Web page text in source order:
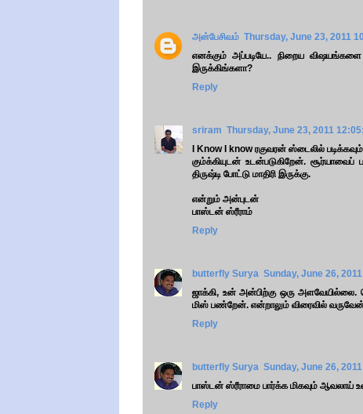
அன்பேசிவம் Thursday, June 23, 2011
எனக்கும் அப்படியே.. நிறைய
இருக்கிங்களா?
Reply
sriram Thursday, June 23, 2011
I Know I know ரகுவரன் ஸ்டைலில் படிக்கவும்
கும்க்கியுடன் உடன்படுகிறேன்.
திருஷ்டி போட்டு மாதிரி இருக்கு.
என்றும் அன்புடன்
பாஸ்டன் ஸ்ரீராம்
Reply
butterfly Surya Sunday, June 26,
ஜாக்கி, உன் அன்பிற்கு ஒரு அளவேயில்லை.
மிஸ் பண்றேன். என்றாலும் விரைவில்
Reply
butterfly Surya Sunday, June 26,
பாஸ்டன் ஸ்ரீராமை பார்க்க மிகவும் ஆவலாய்
Reply